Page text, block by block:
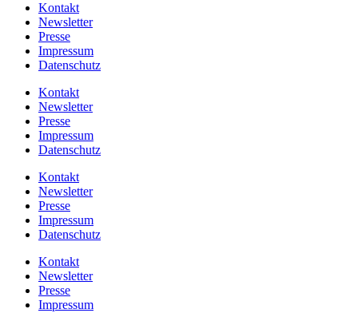
Kontakt
Newsletter
Presse
Impressum
Datenschutz
Kontakt
Newsletter
Presse
Impressum
Datenschutz
Kontakt
Newsletter
Presse
Impressum
Datenschutz
Kontakt
Newsletter
Presse
Impressum